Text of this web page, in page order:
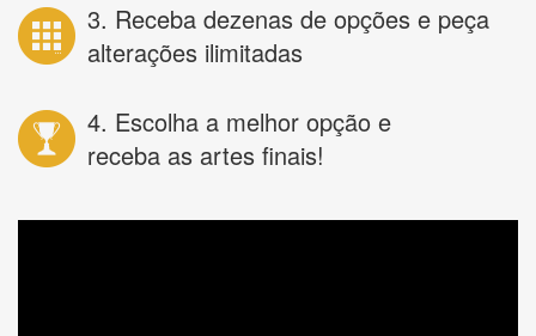
3. Receba dezenas de opções e peça
alterações ilimitadas
4. Escolha a melhor opção e
receba as artes finais!